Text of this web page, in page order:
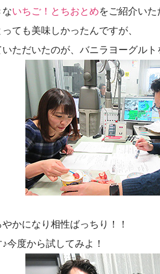
ないちご！とちおとめをご紹介いた
ても美味しかったんですが、
ただいたのが、バニラヨーグルト
かになり相性ばっちり！！
今度から試してみよ！